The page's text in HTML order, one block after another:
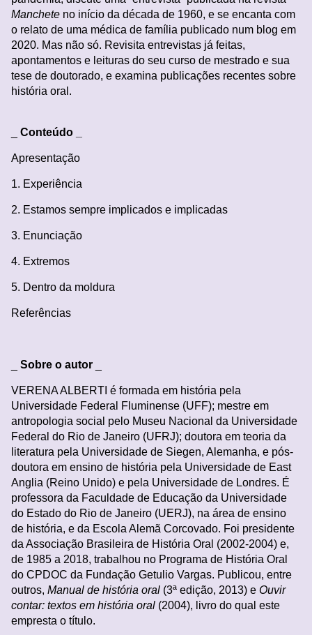
Manchete no início da década de 1960, e se encanta com
o relato de uma médica de família publicado num blog em
2020. Mas não só. Revisita entrevistas já feitas,
apontamentos e leituras do seu curso de mestrado e sua
tese de doutorado, e examina publicações recentes sobre
história oral.
Conteúdo _
Apresentação
1. Experiência
2. Estamos sempre implicados e implicadas
3. Enunciação
4. Extremos
5. Dentro da moldura
Referências
Sobre o autor
VERENA ALBERTI é formada em história pela
Universidade Federal Fluminense (UFF); mestre em
antropologia social pelo Museu Nacional da Universidade
Federal do Rio de Janeiro (UFRJ); doutora em teoria da
literatura pela Universidade de Siegen, Alemanha, e pós-
doutora em ensino de história pela Universidade de East
Anglia (Reino Unido) e pela Universidade de Londres. É
professora da Faculdade de Educação da Universidade
do Estado do Rio de Janeiro (UERJ), na área de ensino
de história, e da Escola Alemã Corcovado. Foi presidente
da Associação Brasileira de História Oral (2002-2004) e,
de 1985 a 2018, trabalhou no Programa de História Oral
do CPDOC da Fundação Getulio Vargas. Publicou, entre
outros, Manual de história oral (3ª edição, 2013) e Ouvir
contar: textos em história oral (2004), livro do qual este
empresta o título.